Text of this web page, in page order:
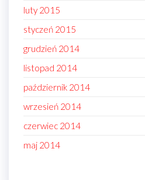
luty 2015
styczeń 2015
grudzień 2014
listopad 2014
październik 2014
wrzesień 2014
czerwiec 2014
maj 2014